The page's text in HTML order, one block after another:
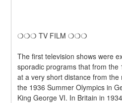
❍❍❍ TV FILM ❍❍❍
The first television shows were
sporadic programs that from the
at a very short distance from
the 1936 Summer Olympics in
King George VI. In Britain in